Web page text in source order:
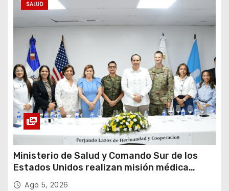
SALUD
Ministerio de Salud y Comando Sur de los
Estados Unidos realizan misión médica
Amistad 2026 en La Vega
Ago 5, 2026